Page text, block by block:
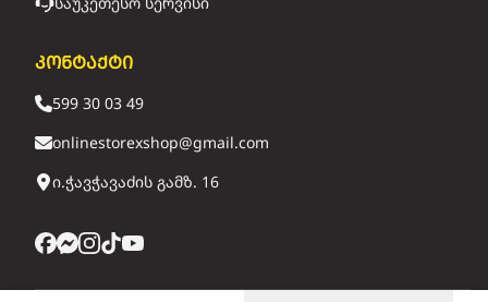
კონტაქტი
599 30 03 49
onlinestorexshop@gmail.com
ი.ჭავჭავაძის გამზ. 16